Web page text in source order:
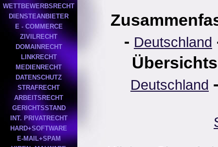
WETTBEWERBSRECHT
DIENSTEANBIETER
E - COMMERCE
ZIVILRECHT
DOMAINRECHT
LINKRECHT
MEDIENRECHT
DATENSCHUTZ
STRAFRECHT
ARBEITSRECHT
GERICHTSSTAND
INT. PRIVATRECHT
HARD+SOFTWARE
E-MAIL+SPAM
- Deutschland
Deutschland